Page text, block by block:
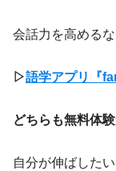
会話力を高める
▷語学アプリ『
どちらも無料体
自分が伸ばした